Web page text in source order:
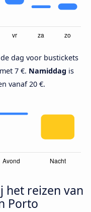
dag voor bustickets
7 €. Namiddag is
vanaf 20 €.
het reizen van
Porto